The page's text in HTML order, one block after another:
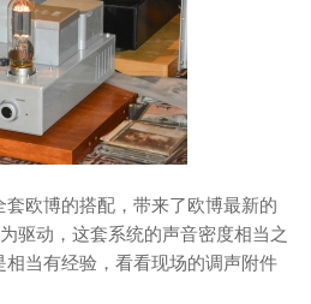
欧博的搭配，带来了欧博最新的
驱动，这套系统的声音密度相当之
当有经验，看看现场的调声附件